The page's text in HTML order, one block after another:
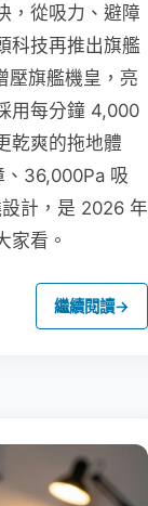
，從吸力、避障
科技再推出旗艦
壓旗艦機皇，亮
用每分鐘 4,000
乾爽的拖地體
36,000Pa 吸
計，是 2026 年
家看。
繼續閱讀→